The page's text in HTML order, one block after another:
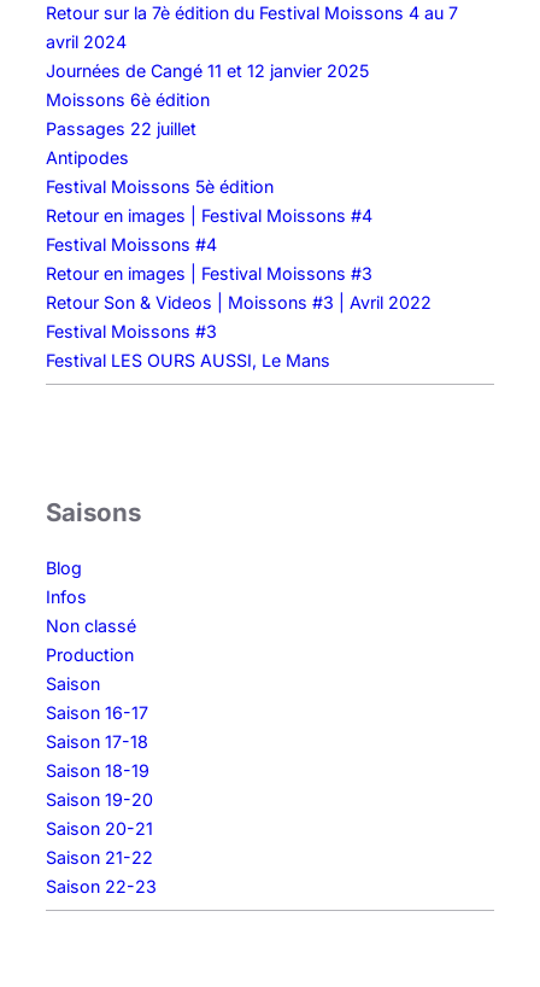
Retour sur la 7è édition du Festival Moissons 4 au 7
avril 2024
Journées de Cangé 11 et 12 janvier 2025
Moissons 6è édition
Passages 22 juillet
Antipodes
Festival Moissons 5è édition
Retour en images | Festival Moissons #4
Festival Moissons #4
Retour en images | Festival Moissons #3
Retour Son & Videos | Moissons #3 | Avril 2022
Festival Moissons #3
Festival LES OURS AUSSI, Le Mans
Saisons
Blog
Infos
Non classé
Production
Saison
Saison 16-17
Saison 17-18
Saison 18-19
Saison 19-20
Saison 20-21
Saison 21-22
Saison 22-23